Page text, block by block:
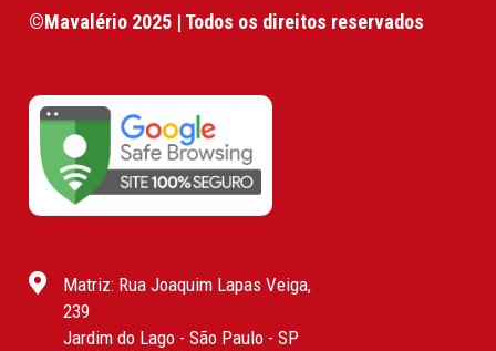
©Mavalério 2025 | Todos os direitos reservados
Matriz: Rua Joaquim Lapas Veiga,
239
Jardim do Lago - São Paulo - SP